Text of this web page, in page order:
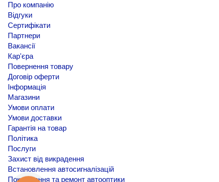
Про компанію
Відгуки
Сертифікати
Партнери
Вакансії
Кар'єра
Повернення товару
Договір оферти
Інформація
Магазини
Умови оплати
Умови доставки
Гарантія на товар
Політика
Послуги
Захист від викрадення
Встановлення автосигналізацій
Покращення та ремонт автооптики